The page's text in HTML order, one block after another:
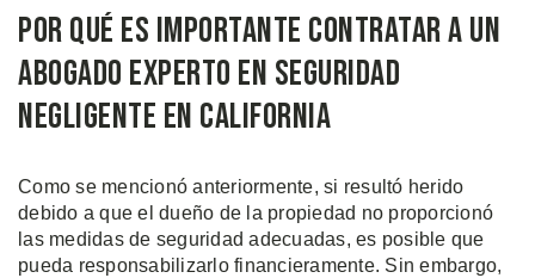
Por Qué es Importante Contratar a un
Abogado Experto en Seguridad
Negligente en California
Como se mencionó anteriormente, si resultó herido
debido a que el dueño de la propiedad no proporcionó
las medidas de seguridad adecuadas, es posible que
pueda responsabilizarlo financieramente. Sin embargo,